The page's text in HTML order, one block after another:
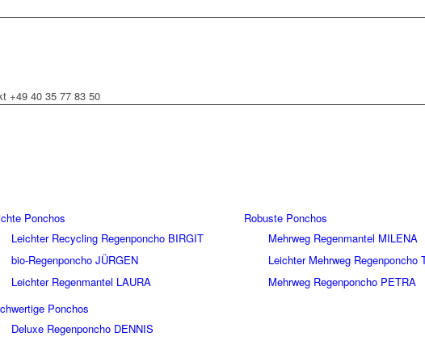
+49 40 35 77 83 50
Ponchos
Leichter Recycling Regenponcho BIRGIT
bio-Regenponcho JÜRGEN
Leichter Regenmantel LAURA
Robuste Ponchos
Mehrweg Regenmantel MILENA
Leichter Mehrweg Regenponcho
Mehrweg Regenponcho PETRA
Ponchos
Deluxe Regenponcho DENNIS